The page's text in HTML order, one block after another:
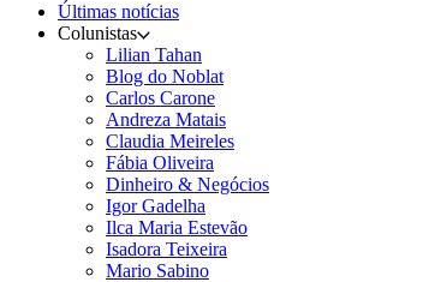
Últimas notícias
Colunistas
Lilian Tahan
Blog do Noblat
Carlos Carone
Andreza Matais
Claudia Meireles
Fábia Oliveira
Dinheiro & Negócios
Igor Gadelha
Ilca Maria Estevão
Isadora Teixeira
Mario Sabino